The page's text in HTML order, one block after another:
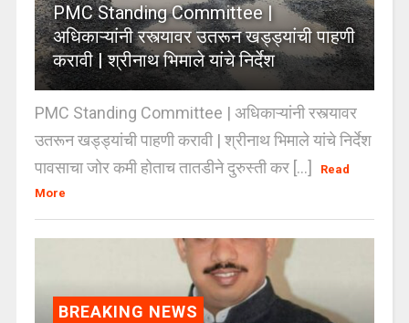
PMC Standing Committee |
अधिकाऱ्यांनी रस्त्यावर उतरून खड्ड्यांची पाहणी
करावी | श्रीनाथ भिमाले यांचे निर्देश
PMC Standing Committee | अधिकाऱ्यांनी रस्त्यावर
उतरून खड्ड्यांची पाहणी करावी | श्रीनाथ भिमाले यांचे निर्देश
पावसाचा जोर कमी होताच तातडीने दुरुस्ती कर [...]
Read
More
BREAKING NEWS